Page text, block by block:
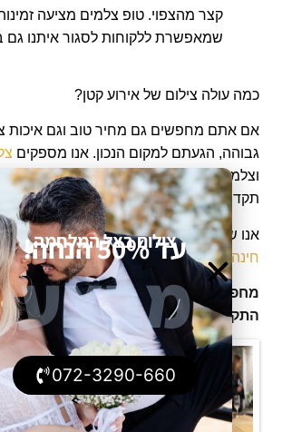
קצר מהצפוי. טופ צלמים מציעה
שמאפשרת ללקוחות לסגור איתנו
כמה עולה צילום של אירוע קטן?
אם אתם מחפשים גם מחיר טוב וגם איכות
גבוהה, הגעתם למקום הנכון. אנו מספקים
וצלמי וידאו מקצועיים.רק אצלנו כל אירוע
תקדים!
אנו שמחים לקחת חלק באירוע שלכם, בין
חינה,חתונה, בר מצווה, ברית וכו'.
מחפשים צוות לצילום אירועים קטנים?
התקשרו אלינו לטופ צלמים 072-3290-660
צילום בצל המלחמה
עד 50% הנחה!
מבצע
072-3290-660